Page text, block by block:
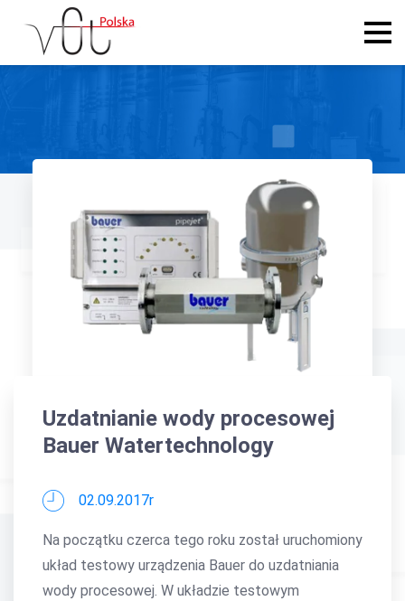
Uzdatnianie wody procesowej
Bauer Watertechnology
02.09.2017r
Na początku czerca tego roku został uruchomiony
układ testowy urządzenia Bauer do uzdatniania
wody procesowej. W układzie testowym